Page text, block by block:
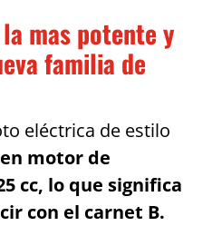
mas potente y
familia de
eléctrica de estilo
motor de
cc, lo que significa
con el carnet B.